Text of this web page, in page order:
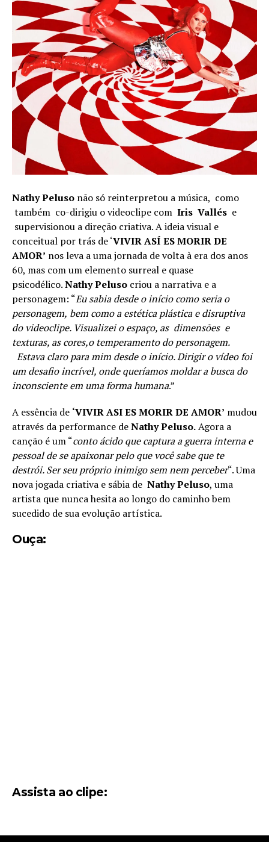
Nathy Peluso não só reinterpretou a música, como
também co-dirigiu o videoclipe com Iris Vallés e
supervisionou a direção criativa. A ideia visual e
conceitual por trás de ‘VIVIR ASÍ ES MORIR DE
AMOR’ nos leva a uma jornada de volta à era dos anos
60, mas com um elemento surreal e quase
psicodélico.NathyPeluso criou a narrativa e a
personagem: “Eu sabia desde o início como seria o
personagem, bem como a estética plástica e disruptiva
do videoclipe. Visualizei o espaço, as dimensões e
texturas, as cores,o temperamento do personagem.
Estava claro para mim desde o início. Dirigir o vídeo foi
um desafio incrível, onde queríamos moldar a busca do
inconsciente em uma forma humana.”
A essência de ‘VIVIR ASI ES MORIR DE AMOR’ mudou
através da performance deNathy Peluso.Agora a
canção é um “conto ácido que captura a guerra interna e
pessoal de se apaixonar pelo que você sabe que te
destrói. Ser seu próprio inimigo sem nem perceber“. Uma
nova jogada criativa e sábia de Nathy Peluso, uma
artista que nunca hesita ao longo do caminho bem
sucedido de sua evolução artística.
Ouça:
Assista ao clipe: